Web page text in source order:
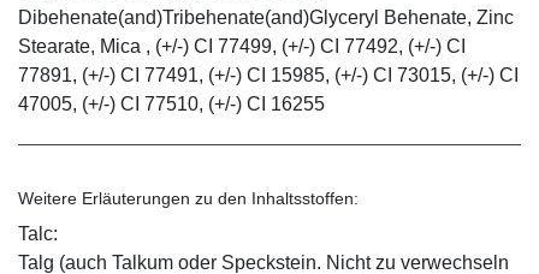
Dibehenate(and)Tribehenate(and)Glyceryl Behenate, Zinc
Stearate, Mica , (+/-) CI 77499, (+/-) CI 77492, (+/-) CI
77891, (+/-) CI 77491, (+/-) CI 15985, (+/-) CI 73015, (+/-) CI
47005, (+/-) CI 77510, (+/-) CI 16255
Weitere Erläuterungen zu den Inhaltsstoffen:
Talc:
Talg (auch Talkum oder Speckstein. Nicht zu verwechseln